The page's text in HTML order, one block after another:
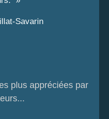
Savarin
plus appréciées par